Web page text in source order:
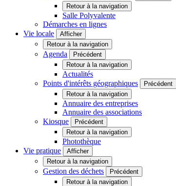
Retour à la navigation
Salle Polyvalente
Démarches en lignes
Vie locale
Afficher
Retour à la navigation
Agenda
Précédent
Retour à la navigation
Actualités
Points d'intérêts géographiques
Précédent
Retour à la navigation
Annuaire des entreprises
Annuaire des associations
Kiosque
Précédent
Retour à la navigation
Photothèque
Vie pratique
Afficher
Retour à la navigation
Gestion des déchets
Précédent
Retour à la navigation